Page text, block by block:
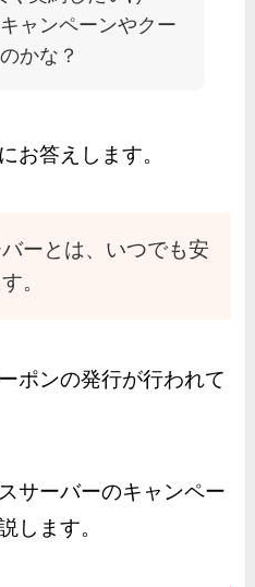
ャンペーンやクー
かな？
お答えします。
ーとは、いつでも安
。
ポンの発行が行われて
サーバーのキャンペー
します。